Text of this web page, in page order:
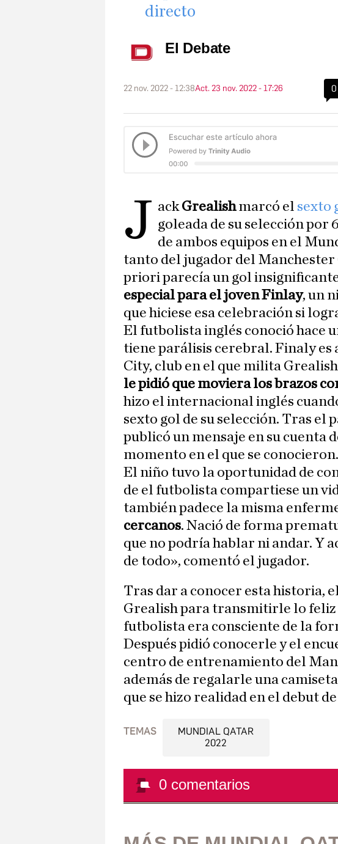
directo
El Debate
22 nov. 2022 - 12:38Act. 23 nov. 2022 - 17:26 0
J ackGrealishmarcó el sexto
goleada de su selección por
de ambos equipos en el
tanto del jugador del Manchester
priori parecía un gol
especial para el joven Finlay, un
que hiciese esa celebración si
El futbolista inglés conoció hace
tiene parálisis cerebral. Finaly
City, club en el que milita
le pidió que moviera los brazos
hizo el internacional inglés
sexto gol de su selección. Tras el
publicó un mensaje en su cuenta
momento en el que se
El niño tuvo la oportunidad de
de el futbolista compartiese un
también padece la misma
cercanos. Nació de forma
que no podría hablar ni andar. Y
de todo», comentó el jugador.
Tras dar a conocer esta historia,
Grealish para transmitirle lo feliz
futbolista era consciente de la
Después pidió conocerle y el
centro de entrenamiento del
además de regalarle una
que se hizo realidad en el debut
TEMAS
MUNDIAL QATAR
2022
0 comentarios